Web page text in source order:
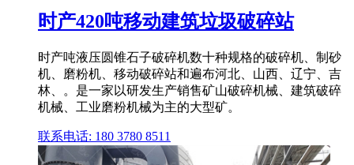
时产420吨移动建筑垃圾破碎站
时产吨液压圆锥石子破碎机数十种规格的破碎机、制砂
机、磨粉机、移动破碎站和遍布河北、山西、辽宁、吉
林、。是一家以研发生产销售矿山破碎机械、建筑破碎
机械、工业磨粉机械为主的大型矿。
联系电话: 180 3780 8511